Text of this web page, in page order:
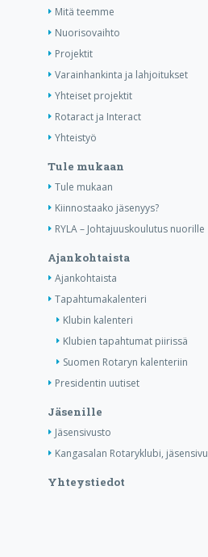
Mitä teemme
Nuorisovaihto
Projektit
Varainhankinta ja lahjoitukset
Yhteiset projektit
Rotaract ja Interact
Yhteistyö
Tule mukaan
Tule mukaan
Kiinnostaako jäsenyys?
RYLA – Johtajuuskoulutus nuorille
Ajankohtaista
Ajankohtaista
Tapahtumakalenteri
Klubin kalenteri
Klubien tapahtumat piirissä
Suomen Rotaryn kalenteriin
Presidentin uutiset
Jäsenille
Jäsensivusto
Kangasalan Rotaryklubi, jäsensivu
Yhteystiedot